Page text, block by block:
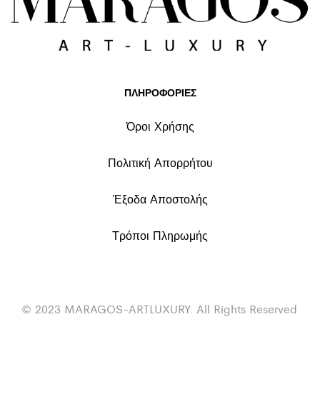
ΠΛΗΡΟΦΟΡΙΕΣ
Όροι Χρήσης
Πολιτική Απορρήτου
Έξοδα Αποστολής
Τρόποι Πληρωμής
© 2023 MARAGOS-ARTLUXURY. All Rights Reserved